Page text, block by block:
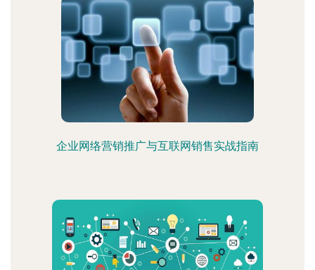
企业网络营销推广与互联网销售实战指南